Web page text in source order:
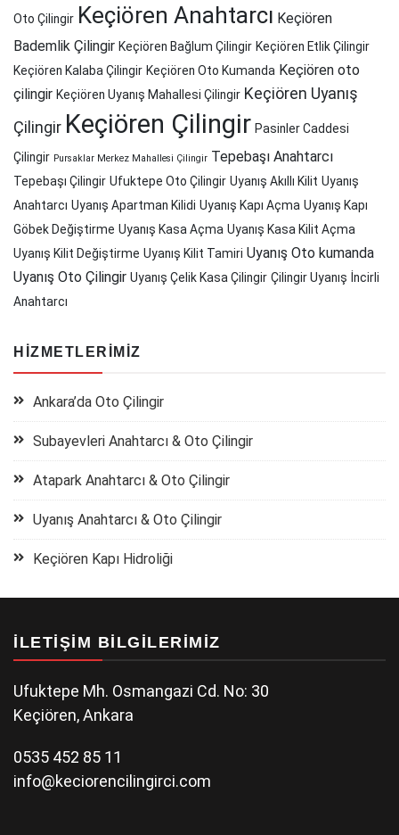
Oto Çilingir Keçiören Anahtarcı Keçiören
Bademlik Çilingir Keçiören Bağlum Çilingir Keçiören Etlik Çilingir
Keçiören Kalaba Çilingir Keçiören Oto Kumanda Keçiören oto
çilingir Keçiören Uyanış Mahallesi Çilingir Keçiören Uyanış
Çilingir Keçiören Çilingir Pasinler Caddesi
Çilingir Pursaklar Merkez Mahallesi Çilingir Tepebaşı Anahtarcı
Tepebaşı Çilingir Ufuktepe Oto Çilingir Uyanış Akıllı Kilit Uyanış
Anahtarcı Uyanış Apartman Kilidi Uyanış Kapı Açma Uyanış Kapı
Göbek Değiştirme Uyanış Kasa Açma Uyanış Kasa Kilit Açma
Uyanış Kilit Değiştirme Uyanış Kilit Tamiri Uyanış Oto kumanda
Uyanış Oto Çilingir Uyanış Çelik Kasa Çilingir Çilingir Uyanış İncirli
Anahtarcı
HIZMETLERIMIZ
Ankara’da Oto Çilingir
Subayevleri Anahtarcı & Oto Çilingir
Atapark Anahtarcı & Oto Çilingir
Uyanış Anahtarcı & Oto Çilingir
Keçiören Kapı Hidroliği
İLETIŞIM BILGILERIMIZ
Ufuktepe Mh. Osmangazi Cd. No: 30
Keçiören, Ankara
0535 452 85 11
info@keciorencilingirci.com